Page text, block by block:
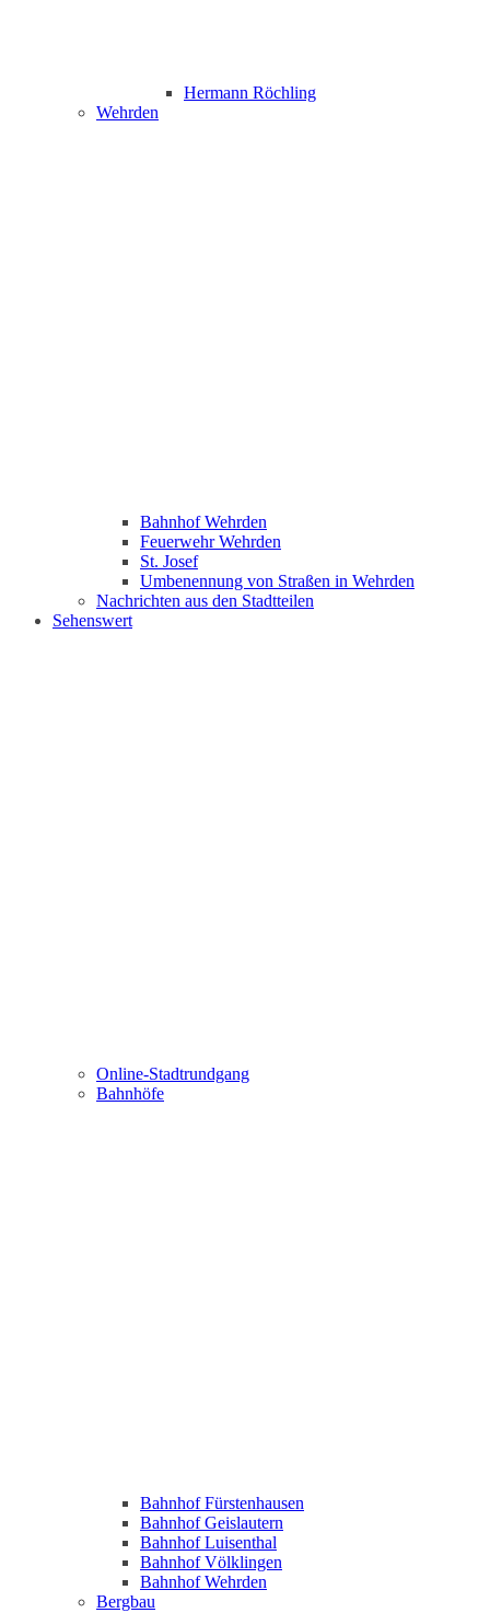
Hermann Röchling
Wehrden
Bahnhof Wehrden
Feuerwehr Wehrden
St. Josef
Umbenennung von Straßen in Wehrden
Nachrichten aus den Stadtteilen
Sehenswert
Online-Stadtrundgang
Bahnhöfe
Bahnhof Fürstenhausen
Bahnhof Geislautern
Bahnhof Luisenthal
Bahnhof Völklingen
Bahnhof Wehrden
Bergbau